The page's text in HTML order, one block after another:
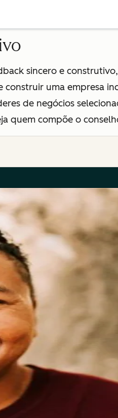
sincero e
uma empresa
de negócios
quem compõe o